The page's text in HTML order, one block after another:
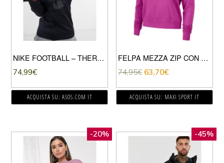
NIKE FOOTBALL – THERMA – STRIKE DRILL – TOP NERO
74,99€
ACQUISTA SU: ASOS.COM IT
FELPA MEZZA ZIP CON CAPPUCCIO HERITAGE VELOUR DONNA
74,95€ 63,70€
ACQUISTA SU: MAXI SPORT IT
-20% -45%